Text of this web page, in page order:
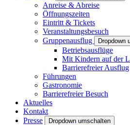
Anreise & Abreise
Öffnungszeiten
Eintritt & Tickets
Veranstaltungsbesuch
Gruppenausflug
Dropdown
Betriebsausflüge
Mit Kindern auf der
Barrierefreier Ausflug
Führungen
Gastronomie
Barrierefreier Besuch
Aktuelles
Kontakt
Presse
Dropdown umschalten